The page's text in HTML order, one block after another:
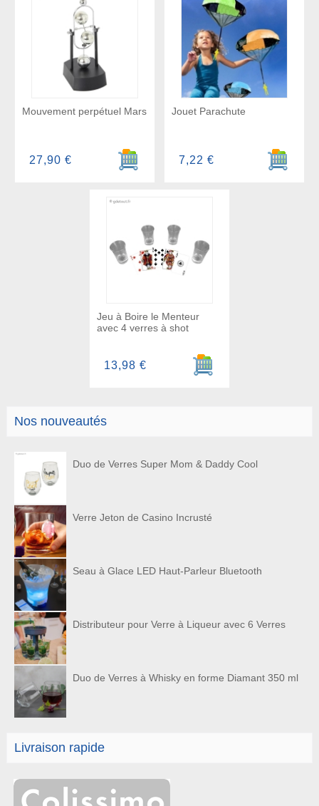
Nos nouveautés
Duo de Verres Super Mom & Daddy Cool
Verre Jeton de Casino Incrusté
Seau à Glace LED Haut-Parleur Bluetooth
Distributeur pour Verre à Liqueur avec 6 Verres
Duo de Verres à Whisky en forme Diamant 350 ml
Livraison rapide
Mouvement perpétuel Mars
Ajouter au panier
27,90 €
Jouet Parachute
Ajouter
7,22 €
Jeu à Boire le Menteur
avec 4 verres à shot
Ajouter au panier
13,98 €